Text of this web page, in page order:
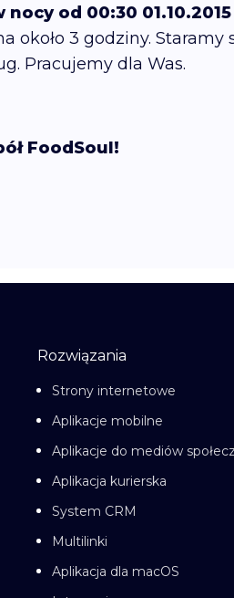
nocy od 00:30 01.10.2015
około 3 godziny.
Pracujemy dla Was.
FoodSoul!
Rozwiązania
Strony internetowe
Aplikacje mobilne
Aplikacje do mediów
Aplikacja kurierska
System CRM
Multilinki
Aplikacja dla macOS